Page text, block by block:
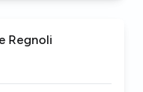
Regnoli